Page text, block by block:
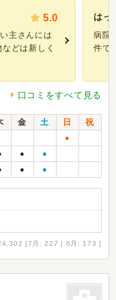
5.0
主さんには
どは新しく
はっ
病院
件で
口コミをすべて見る
金 土 日
祝
●
● ●
● ●
[7月: 227 | 6月: 173 ]